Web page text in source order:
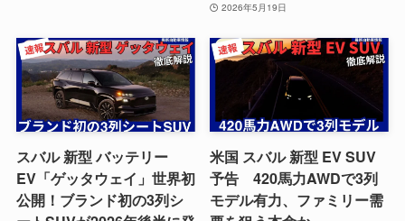
2026年5月19日
スバル 新型 バッテリー
EV「ゲッタウェイ」世界初
公開！ブランド初の3列シ
米国 スバル 新型 EV SUV
予告 420馬力AWDで3列
モデル有力、ファミリー需